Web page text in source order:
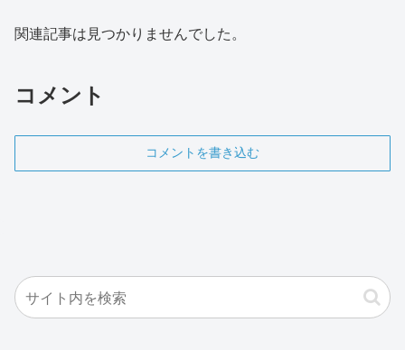
関連記事は見つかりませんでした。
コメント
コメントを書き込む